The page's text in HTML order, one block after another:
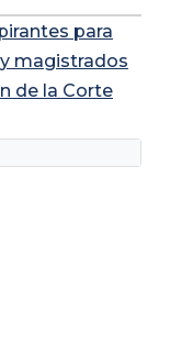
para
magistrados
de la Corte